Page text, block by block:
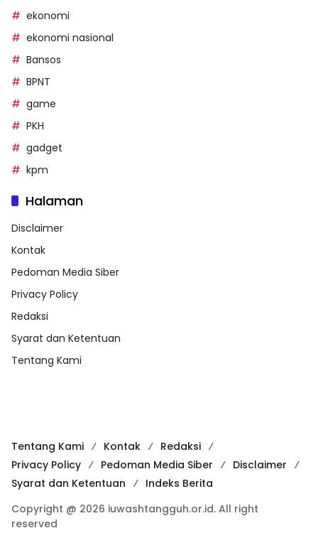
ekonomi
ekonomi nasional
Bansos
BPNT
game
PKH
gadget
kpm
Halaman
Disclaimer
Kontak
Pedoman Media Siber
Privacy Policy
Redaksi
Syarat dan Ketentuan
Tentang Kami
Tentang Kami Kontak
Redaksi
Privacy Policy
Pedoman Media Siber
Disclaimer
Syarat dan Ketentuan
Indeks Berita
Copyright @ 2026 iuwashtangguh.or.id. All right
reserved